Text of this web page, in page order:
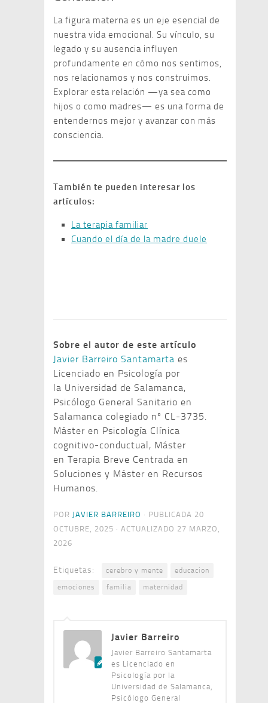
La figura materna es un eje esencial de
nuestra vida emocional. Su vínculo, su
legado y su ausencia influyen
profundamente en cómo nos sentimos,
nos relacionamos y nos construimos.
Explorar esta relación —ya sea como
hijos o como madres— es una forma de
entendernos mejor y avanzar con más
consciencia.
También te pueden interesar los
artículos:
La terapia familiar
Cuando el día de la madre duele
Sobre el autor de este artículo
Javier Barreiro Santamarta es
Licenciado en Psicología por
la Universidad de Salamanca,
Psicólogo General Sanitario en
Salamanca colegiado nº CL-3735.
Máster en Psicología Clínica
cognitivo-conductual, Máster
en Terapia Breve Centrada en
Soluciones y Máster en Recursos
Humanos.
POR JAVIER BARREIRO · PUBLICADA 20
OCTUBRE, 2025 · ACTUALIZADO 27 MARZO,
2026
Etiquetas: cerebro y mente
educacion
emociones
familia maternidad
Javier Barreiro
Javier Barreiro Santamarta
es Licenciado en
Psicología por la
Universidad de Salamanca,
Psicólogo General